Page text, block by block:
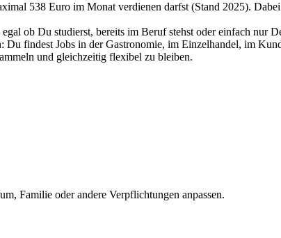
538 Euro im Monat verdienen darfst (Stand 2025).
ob Du studierst, bereits im Beruf stehst oder einfach nur
findest Jobs in der Gastronomie, im Einzelhandel, im
und gleichzeitig flexibel zu bleiben.
Familie oder andere Verpflichtungen anpassen.